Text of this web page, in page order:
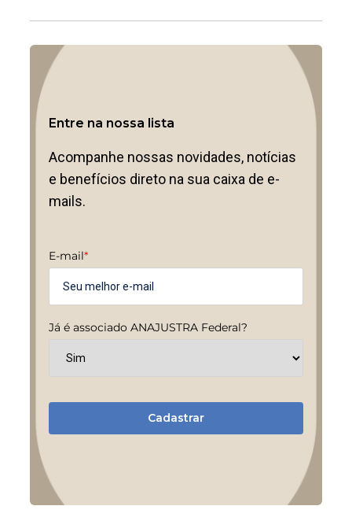
Entre na nossa lista
Acompanhe nossas novidades, notícias
e benefícios direto na sua caixa de e-
mails.
E-mail*
Já é associado ANAJUSTRA Federal?
Cadastrar